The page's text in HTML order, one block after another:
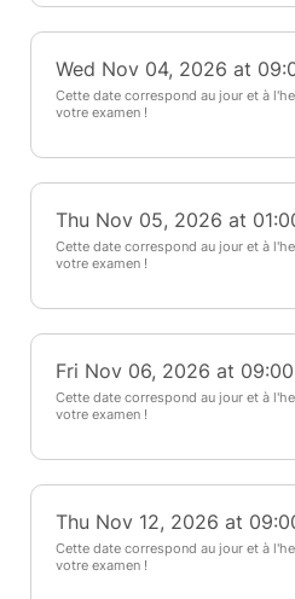
Wed Nov 04, 2026 at
Cette date correspond au jour et à
votre examen !
Thu Nov 05, 2026 at
Cette date correspond au jour et à
votre examen !
Fri Nov 06, 2026 at
Cette date correspond au jour et à
votre examen !
Thu Nov 12, 2026 at
Cette date correspond au jour et à
votre examen !